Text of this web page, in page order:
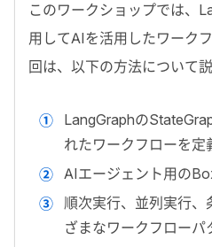
このワークショップでは、
用してAIを活用したワーク
回は、以下の方法について
LangGraphの
れたワークフローを定
AIエージェント用の
順次実行、並列実行、
ざまなワークフローパ